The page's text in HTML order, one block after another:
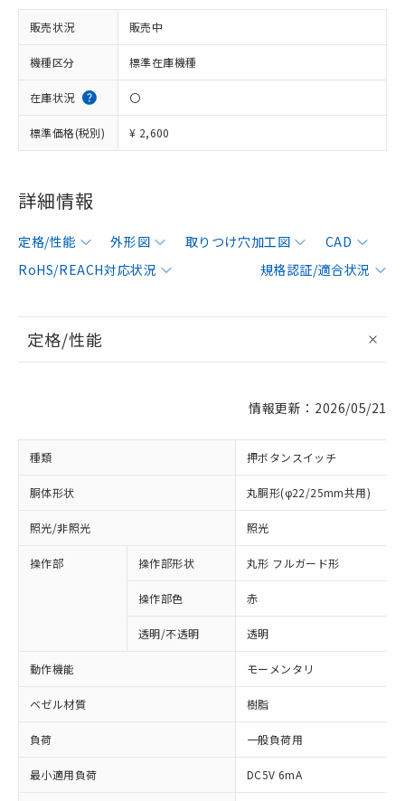
販売状況 販売中
機種区分 標準在庫機種
在庫状況 〇
標準価格(税別) ¥ 2,600
詳細情報
定格/性能 外形図 取りつけ穴加工図
CAD
RoHS/REACH対応状況
規格認証/適合状況
定格/性能
情報更新：2026/05/21
種類 押ボタンスイッチ
胴体形状 丸胴形(φ22/25mm共用)
照光/非照光 照光
操作部 操作部形状 丸形 フルガード形
操作部色 赤
透明/不透明 透明
動作機能 モーメンタリ
ベゼル材質 樹脂
負荷 一般負荷用
最小適用負荷 DC5V 6mA